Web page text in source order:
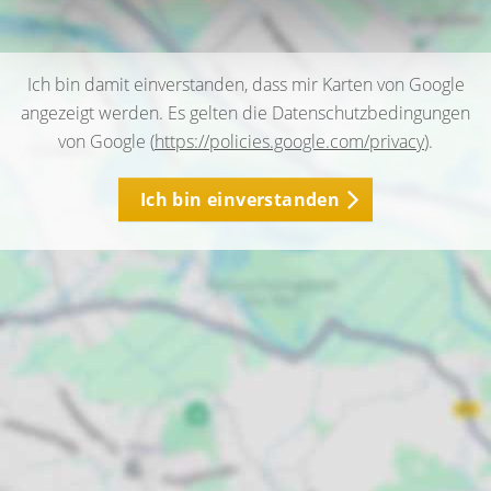
Ich bin damit einverstanden, dass mir Karten von Google
angezeigt werden. Es gelten die Datenschutzbedingungen
von Google (https://policies.google.com/privacy).
Ich bin einverstanden